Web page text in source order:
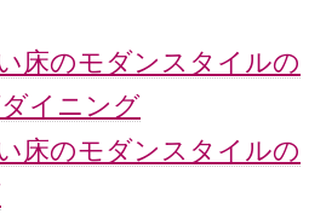
床のモダンスタイルの
イニング
床のモダンスタイルの